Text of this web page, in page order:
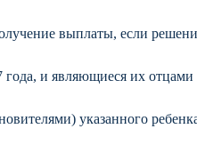
выплаты, если
и являющиеся их
указанного